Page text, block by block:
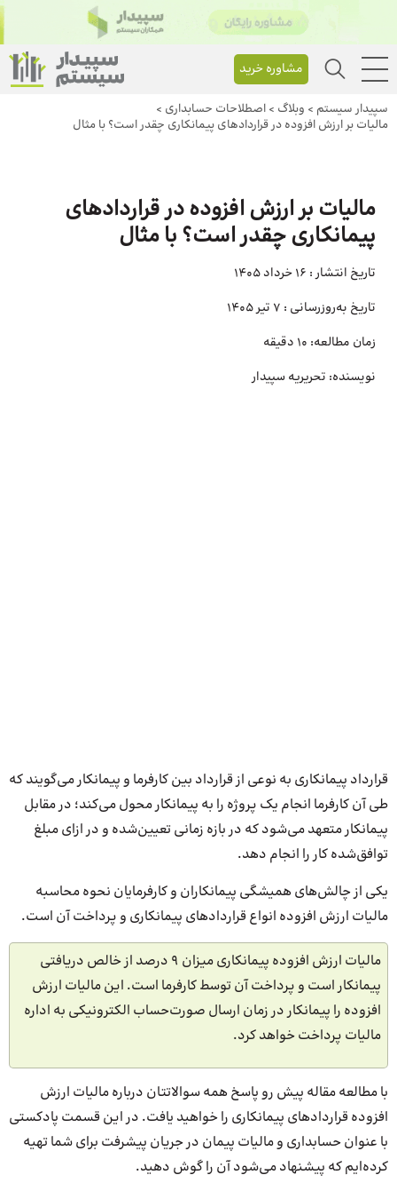
مشاوره خرید
سپیدار سیستم > وبلاگ > اصطلاحات حسابداری >
مالیات بر ارزش افزوده در قراردادهای پیمانکاری چقدر است؟ با مثال
مالیات بر ارزش افزوده در قراردادهای
پیمانکاری چقدر است؟ با مثال
تاریخ انتشار : 16 خرداد 1405
تاریخ به‌روزرسانی : 7 تیر 1405
زمان مطالعه: 10 دقیقه
نویسنده: تحریریه سپیدار
قرارداد پیمانکاری به نوعی از قرارداد بین کارفرما و پیمانکار می‌گویند که
طی آن کارفرما انجام یک پروژه را به پیمانکار محول می‌کند؛ در مقابل
پیمانکار متعهد می‌شود که در بازه زمانی تعیین‌شده و در ازای مبلغ
توافق‌شده کار را انجام دهد.
یکی از چالش‌های همیشگی پیمانکاران و کارفرمایان نحوه محاسبه
مالیات ارزش افزوده انواع قراردادهای پیمانکاری و پرداخت آن است.
مالیات ارزش افزوده پیمانکاری میزان 9 درصد از خالص دریافتی
پیمانکار است و پرداخت آن توسط کارفرما است. این مالیات ارزش
افزوده را پیمانکار در زمان ارسال صورت‌حساب الکترونیکی به اداره
مالیات پرداخت خواهد کرد.
با مطالعه مقاله پیش رو پاسخ همه سوالاتتان درباره مالیات ارزش
افزوده قراردادهای پیمانکاری را خواهید یافت. در این قسمت پادکستی
با عنوان حسابداری و مالیات پیمان در جریان پیشرفت برای شما تهیه
کرده‌ایم که پیشنهاد می‌شود آن را گوش دهید.